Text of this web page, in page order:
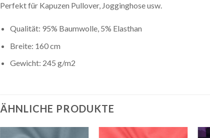
Perfekt für Kapuzen Pullover, Jogginghose usw.
Qualität: 95% Baumwolle, 5% Elasthan
Breite: 160 cm
Gewicht: 245 g/m2
ÄHNLICHE PRODUKTE